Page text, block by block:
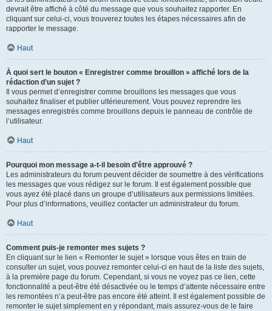
devrait être affiché à côté du message que vous souhaitez rapporter. En
cliquant sur celui-ci, vous trouverez toutes les étapes nécessaires afin de
rapporter le message.
Haut
À quoi sert le bouton « Enregistrer comme brouillon » affiché lors de la
rédaction d’un sujet ?
Il vous permet d’enregistrer comme brouillons les messages que vous
souhaitez finaliser et publier ultérieurement. Vous pouvez reprendre les
messages enregistrés comme brouillons depuis le panneau de contrôle de
l’utilisateur.
Haut
Pourquoi mon message a-t-il besoin d’être approuvé ?
Les administrateurs du forum peuvent décider de soumettre à des vérifications
les messages que vous rédigez sur le forum. Il est également possible que
vous ayez été placé dans un groupe d’utilisateurs aux permissions limitées.
Pour plus d’informations, veuillez contacter un administrateur du forum.
Haut
Comment puis-je remonter mes sujets ?
En cliquant sur le lien « Remonter le sujet » lorsque vous êtes en train de
consulter un sujet, vous pouvez remonter celui-ci en haut de la liste des sujets,
à la première page du forum. Cependant, si vous ne voyez pas ce lien, cette
fonctionnalité a peut-être été désactivée ou le temps d’attente nécessaire entre
les remontées n’a peut-être pas encore été atteint. Il est également possible de
remonter le sujet simplement en y répondant, mais assurez-vous de le faire